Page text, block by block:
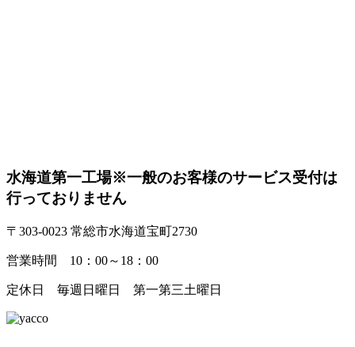
水海道第一工場※一般のお客様のサービス受付は
行っておりません
〒303-0023 常総市水海道宝町2730
営業時間 10：00～18：00
定休日 毎週日曜日 第一第三土曜日